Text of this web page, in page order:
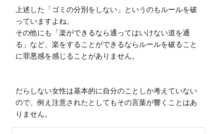
上述した「ゴミの分別をしない」というのもルールを破
っていますよね。
その他にも「楽ができるなら通ってはいけない道を通
る」など、楽をすることができるならルールを破ること
に罪悪感を感じることがありません。
だらしない女性は基本的に自分のことしか考えていない
ので、例え注意されたとしてもその言葉が響くことはあ
りません。